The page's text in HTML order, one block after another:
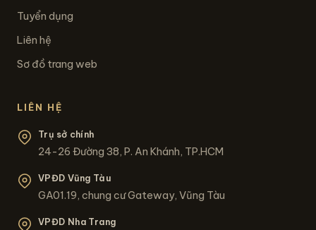
Tuyển dụng
Liên hệ
Sơ đồ trang web
LIÊN HỆ
Trụ sở chính
24-26 Đường 38, P. An Khánh, TP.HCM
VPĐD Vũng Tàu
GA01.19, chung cư Gateway, Vũng Tàu
VPĐD Nha Trang